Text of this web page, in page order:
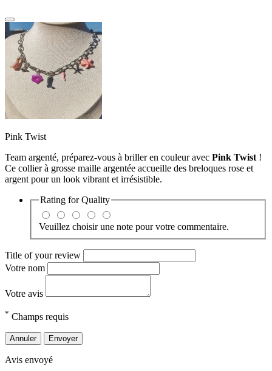
Pink Twist
Team argenté, préparez-vous à briller en couleur avec Pink Twist !
Ce collier à grosse maille argentée accueille des breloques rose et
argent pour un look vibrant et irrésistible.
Rating forQuality
Veuillez choisir une note pour votre commentaire.
Title of your review
Votre nom
Votre avis
* Champs requis
Annuler Envoyer
Avis envoyé